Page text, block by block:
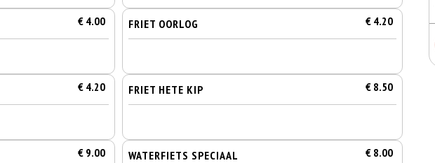
€ 4.00 FRIET OORLOG € 4.20
€ 4.20 FRIET HETE KIP € 8.50
€ 9.00 WATERFIETS SPECIAAL € 8.00